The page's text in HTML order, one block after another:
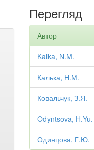
Перегляд
Автор
Kalka, N.M.
Калька, Н.М.
Ковальчук, З.Я.
Odyntsova, H.Yu.
Одинцова, Г.Ю.